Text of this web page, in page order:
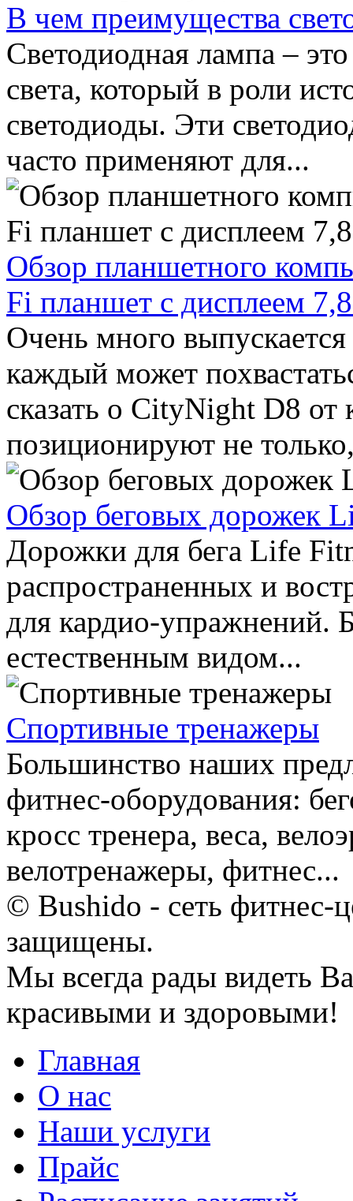
В чем преимущества
Светодиодная лампа –
света, который в роли
светодиоды. Эти
часто применяют для...
Обзор планшетного
Fi планшет с дисплеем
Очень много
каждый может
сказать о CityNight D8
позиционируют не
Обзор беговых дорожек
Дорожки для бега Life
распространенных и
для кардио-упражнений.
естественным видом...
Спортивные тренажеры
Большинство наших
фитнес-оборудования:
кросс тренера, веса,
велотренажеры, фитнес...
© Bushido - сеть фитнес-
защищены.
Мы всегда рады видеть
красивыми и здоровыми!
Главная
О нас
Наши услуги
Прайс